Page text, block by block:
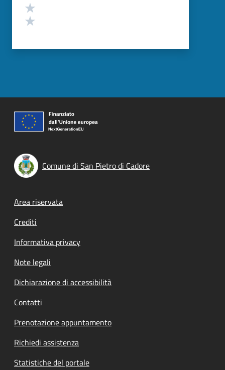
Comune di San Pietro di Cadore
Footer menu
Area riservata
Crediti
Informativa privacy
Note legali
Dichiarazione di accessibilità
Contatti
Prenotazione appuntamento
Richiedi assistenza
Statistiche del portale